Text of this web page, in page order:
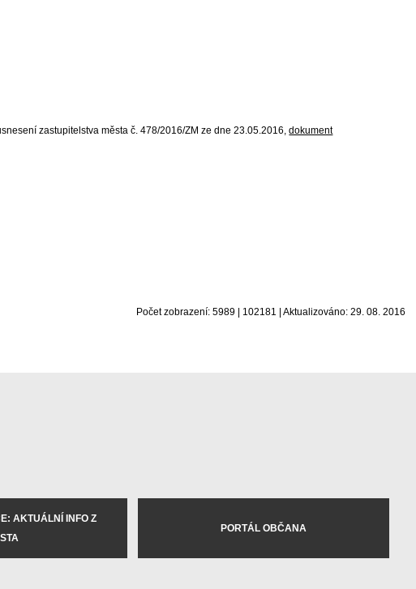
zastupitelstva města č. 478/2016/ZM ze dne 23.05.2016,dokument
Počet zobrazení: 5989 | 102181 | Aktualizováno: 29. 08. 2016
AKTUÁLNÍ INFO Z
PORTÁL OBČANA